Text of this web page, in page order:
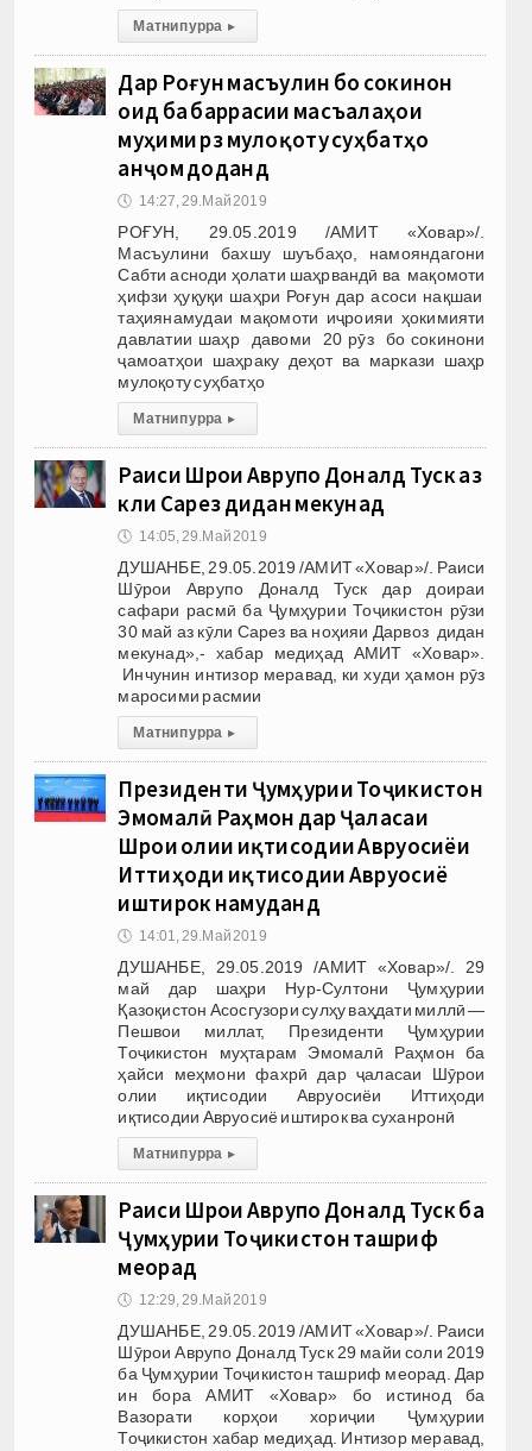
Матни пурра ▸
Дар Роғун масъулин бо сокинон
оид ба баррасии масъалаҳои
муҳими рӯз мулоқоту суҳбатҳо
анҷом доданд
🕔 14:27, 29.Май 2019
РОҒУН, 29.05.2019 /АМИТ «Ховар»/.
Масъулини бахшу шуъбаҳо, намояндагони
Сабти асноди ҳолати шаҳрвандӣ ва мақомоти
ҳифзи ҳуқуқи шаҳри Роғун дар асоси нақшаи
таҳиянамудаи мақомоти иҷроияи ҳокимияти
давлатии шаҳр давоми 20 рӯз бо сокинони
ҷамоатҳои шаҳраку деҳот ва маркази шаҳр
мулоқоту суҳбатҳо
Матни пурра ▸
Раиси Шӯрои Аврупо Доналд Туск аз
кӯли Сарез дидан мекунад
🕔 14:05, 29.Май 2019
ДУШАНБЕ, 29.05.2019 /АМИТ «Ховар»/. Раиси
Шӯрои Аврупо Доналд Туск дар доираи
сафари расмӣ ба Ҷумҳурии Тоҷикистон рӯзи
30 май аз кӯли Сарез ва ноҳияи Дарвоз дидан
мекунад»,- хабар медиҳад АМИТ «Ховар».
Инчунин интизор меравад, ки худи ҳамон рӯз
маросими расмии
Матни пурра ▸
Президенти Ҷумҳурии Тоҷикистон
Эмомалӣ Раҳмон дар Ҷаласаи
Шӯрои олии иқтисодии Авруосиёи
Иттиҳоди иқтисодии Авруосиё
иштирок намуданд
🕔 14:01, 29.Май 2019
ДУШАНБЕ, 29.05.2019 /АМИТ «Ховар»/. 29
май дар шаҳри Нур-Султони Ҷумҳурии
Қазоқистон Асосгузори сулҳу ваҳдати миллӣ —
Пешвои миллат, Президенти Ҷумҳурии
Тоҷикистон муҳтарам Эмомалӣ Раҳмон ба
ҳайси меҳмони фахрӣ дар ҷаласаи Шӯрои
олии иқтисодии Авруосиёи Иттиҳоди
иқтисодии Авруосиё иштирок ва суханронӣ
Матни пурра ▸
Раиси Шӯрои Аврупо Доналд Туск ба
Ҷумҳурии Тоҷикистон ташриф
меорад
🕔 12:29, 29.Май 2019
ДУШАНБЕ, 29.05.2019 /АМИТ «Ховар»/. Раиси
Шӯрои Аврупо Доналд Туск 29 майи соли 2019
ба Ҷумҳурии Тоҷикистон ташриф меорад. Дар
ин бора АМИТ «Ховар» бо истинод ба
Вазорати корҳои хориҷии Ҷумҳурии
Тоҷикистон хабар медиҳад. Интизор меравад,